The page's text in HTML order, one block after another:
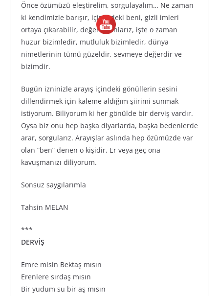
Önce özümüzü eleştirelim, sorgulayalım… Ne zaman
ki kendimizle barışır, içimizdeki beni, gizli imleri
ortaya çıkarabilir, değerini anlarız, işte o zaman
huzur bizimledir, mutluluk bizimledir, dünya
nimetlerinin tümü güzeldir, sevmeye değerdir ve
bizimdir.
Bugün izninizle arayış içindeki gönüllerin sesini
dillendirmek için kaleme aldığım şiirimi sunmak
istiyorum. Biliyorum ki her gönülde bir derviş vardır.
Oysa biz onu hep başka diyarlarda, başka bedenlerde
arar, sorgularız. Arayışlar aslında hep özümüzde var
olan “ben” denen o kişidir. Er veya geç ona
kavuşmanızı diliyorum.
Sonsuz saygılarımla
Tahsin MELAN
***
DERVİŞ
Emre misin Bektaş mısın
Erenlere sırdaş mısın
Bir yudum su bir aş mısın